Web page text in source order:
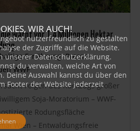
warnt vor 1,4 Millionen Hektar
Ernährung,Presse-
WWF
Folgen des Rückzugs großer
Soja-Moratorium – WWF-
Rodungsfläche
Wien – Entwaldungsfreie
WIR AUCH!
nutzerfreundlich zu gestalten
der Zugriffe auf die Website.
unserer Datenschutzerklärung.
du verwalten, welche Art von
Deine Auswahl kannst du über den
Footer der Website jederzeit